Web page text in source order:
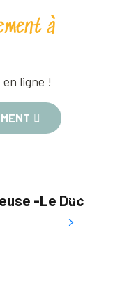
à
ligne !
-Le Duc